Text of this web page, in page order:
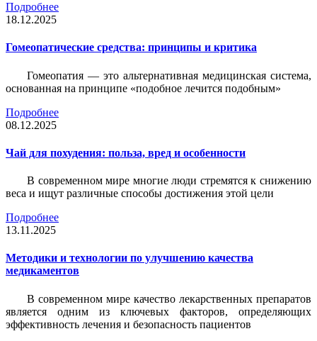
Подробнее
18.12.2025
Гомеопатические средства: принципы и критика
Гомеопатия — это альтернативная медицинская система,
основанная на принципе «подобное лечится подобным»
Подробнее
08.12.2025
Чай для похудения: польза, вред и особенности
В современном мире многие люди стремятся к снижению
веса и ищут различные способы достижения этой цели
Подробнее
13.11.2025
Методики и технологии по улучшению качества
медикаментов
В современном мире качество лекарственных препаратов
является одним из ключевых факторов, определяющих
эффективность лечения и безопасность пациентов